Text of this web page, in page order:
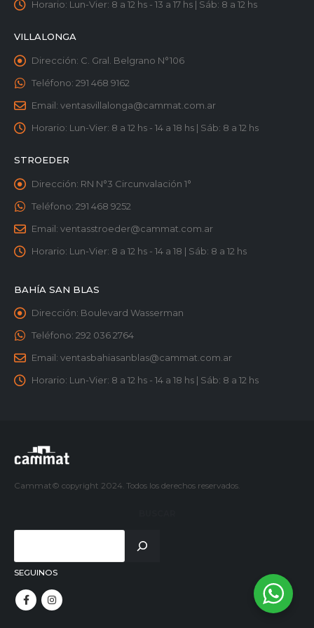
Horario: Lun-Vier: 8 a 12 hs - 13 a 17 hs | Sáb: 8 a 12 hs
VILLALONGA
Dirección: C. Gral. Belgrano N°106
Teléfono: 291 468 9162
Email: ventasvillalonga@cammat.com.ar
Horario: Lun-Vier: 8 a 12 hs - 14 a 18 hs | Sáb: 8 a 12 hs
STROEDER
Dirección: RN N°3 Circunvalación 1°
Teléfono: 291 468 9252
Email: ventasstroeder@cammat.com.ar
Horario: Lun-Vier: 8 a 12 hs - 14 a 18 | Sáb: 8 a 12 hs
BAHÍA SAN BLAS
Dirección: Boulevard Wasserman
Teléfono: 292 036 2764
Email: ventasbahiasanblas@cammat.com.ar
Horario: Lun-Vier: 8 a 12 hs - 14 a 18 hs | Sáb: 8 a 12 hs
Cammat© copyright 2024. Todos los derechos reservados.
SEGUINOS